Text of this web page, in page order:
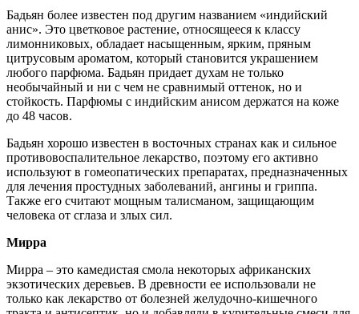
Бадьян более известен под другим названием «индийский
анис». Это цветковое растение, относящееся к классу
лимонниковых, обладает насыщенным, ярким, пряным
цитрусовым ароматом, который становится украшением
любого парфюма. Бадьян придает духам не только
необычайный и ни с чем не сравнимый оттенок, но и
стойкость. Парфюмы с индийским анисом держатся на коже
до 48 часов.
Бадьян хорошо известен в восточных странах как и сильное
противовоспалительное лекарство, поэтому его активно
используют в гомеопатических препаратах, предназначенных
для лечения простудных заболеваний, ангины и гриппа.
Также его считают мощным талисманом, защищающим
человека от сглаза и злых сил.
Мирра
Мирра – это камедистая смола некоторых африканских
экзотических деревьев. В древности ее использовали не
только как лекарство от болезней желудочно-кишечного